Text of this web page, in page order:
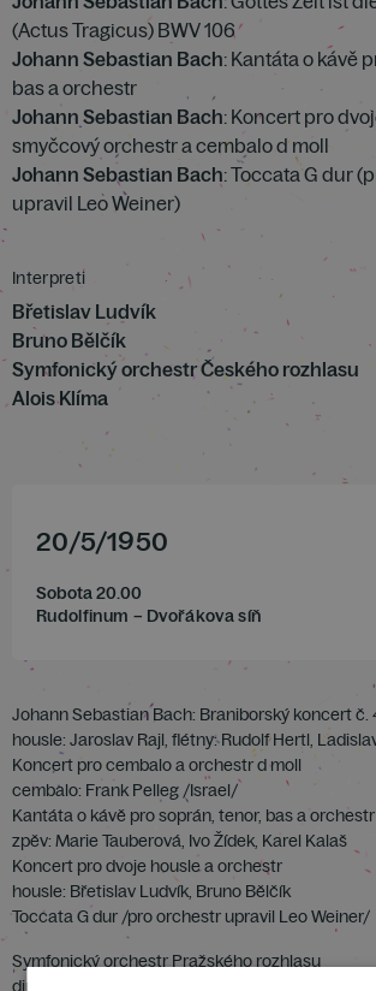
(Actus Tragicus) BWV 106
Johann Sebastian Bach: Kantáta o kávě
bas a orchestr
Johann Sebastian Bach: Koncert pro
smyčcový orchestr a cembalo d moll
Johann Sebastian Bach: Toccata G dur
upravil Leo Weiner)
Interpreti
Břetislav Ludvík
Bruno Bělčík
Symfonický orchestr Českého rozhlasu
Alois Klíma
20/5/1950
Sobota 20.00
Rudolfinum – Dvořákova síň
Johann Sebastian Bach: Braniborský koncert č.
housle: Jaroslav Rajl, flétny: Rudolf Hertl,
Koncert pro cembalo a orchestr d moll
cembalo: Frank Pelleg /Israel/
Kantáta o kávě pro soprán, tenor, bas a orchestr
zpěv: Marie Tauberová, Ivo Žídek, Karel Kalaš
Koncert pro dvoje housle a orchestr
housle: Břetislav Ludvík, Bruno Bělčík
Toccata G dur /pro orchestr upravil Leo Weiner/
Symfonický orchestr Pražského rozhlasu
dir . Alois Klíma